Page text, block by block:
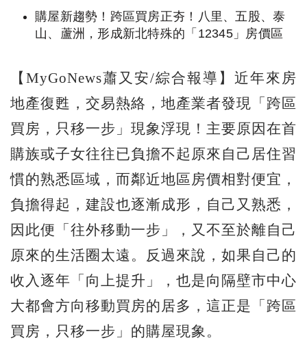
購屋新趨勢！跨區買房正夯！八里、五股、泰
山、蘆洲，形成新北特殊的「12345」房價區
【MyGoNews蕭又安/綜合報導】近年來房
地產復甦，交易熱絡，地產業者發現「跨區
買房，只移一步」現象浮現！主要原因在首
購族或子女往往已負擔不起原來自己居住習
慣的熟悉區域，而鄰近地區房價相對便宜，
負擔得起，建設也逐漸成形，自己又熟悉，
因此便「往外移動一步」，又不至於離自己
原來的生活圈太遠。反過來說，如果自己的
收入逐年「向上提升」，也是向隔壁市中心
大都會方向移動買房的居多，這正是「跨區
買房，只移一步」的購屋現象。